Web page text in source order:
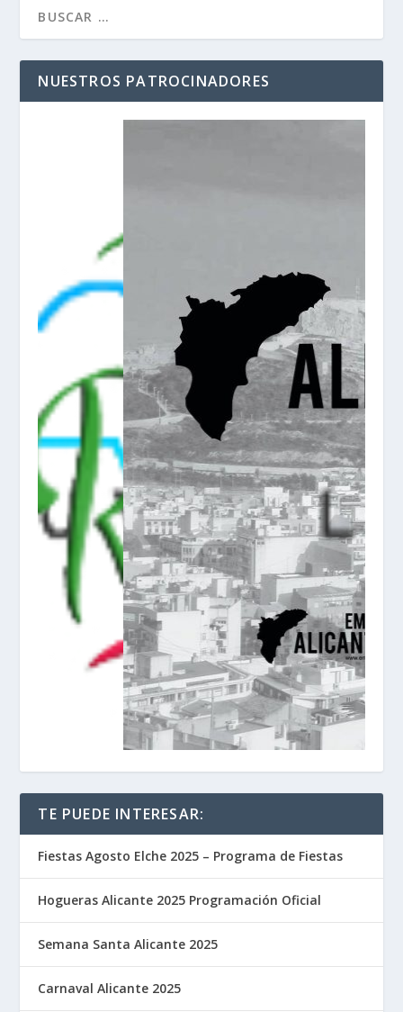
NUESTROS PATROCINADORES
TE PUEDE INTERESAR:
Fiestas Agosto Elche 2025 – Programa de Fiestas
Hogueras Alicante 2025 Programación Oficial
Semana Santa Alicante 2025
Carnaval Alicante 2025